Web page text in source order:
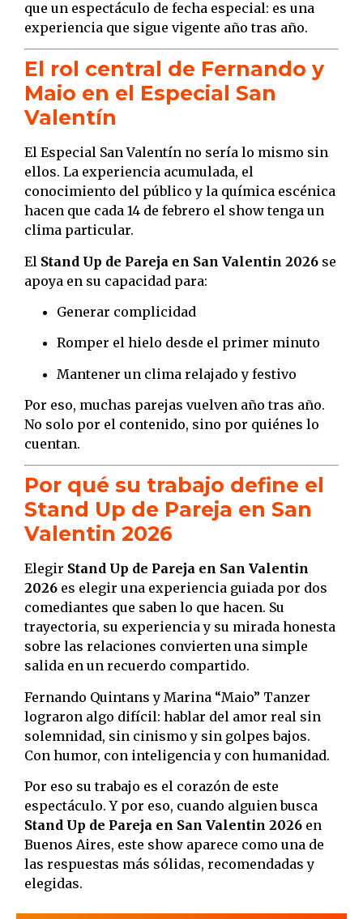
que un espectáculo de fecha especial: es una
experiencia que sigue vigente año tras año.
El rol central de Fernando y
Maio en el Especial San
Valentín
El Especial San Valentín no sería lo mismo sin
ellos. La experiencia acumulada, el
conocimiento del público y la química escénica
hacen que cada 14 de febrero el show tenga un
clima particular.
El Stand Up de Pareja en San Valentin 2026 se
apoya en su capacidad para:
Generar complicidad
Romper el hielo desde el primer minuto
Mantener un clima relajado y festivo
Por eso, muchas parejas vuelven año tras año.
No solo por el contenido, sino por quiénes lo
cuentan.
Por qué su trabajo define el
Stand Up de Pareja en San
Valentin 2026
Elegir Stand Up de Pareja en San Valentin
2026 es elegir una experiencia guiada por dos
comediantes que saben lo que hacen. Su
trayectoria, su experiencia y su mirada honesta
sobre las relaciones convierten una simple
salida en un recuerdo compartido.
Fernando Quintans y Marina “Maio” Tanzer
lograron algo difícil: hablar del amor real sin
solemnidad, sin cinismo y sin golpes bajos.
Con humor, con inteligencia y con humanidad.
Por eso su trabajo es el corazón de este
espectáculo. Y por eso, cuando alguien busca
Stand Up de Pareja en San Valentin 2026 en
Buenos Aires, este show aparece como una de
las respuestas más sólidas, recomendadas y
elegidas.